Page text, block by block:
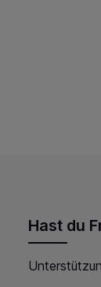
Hast du